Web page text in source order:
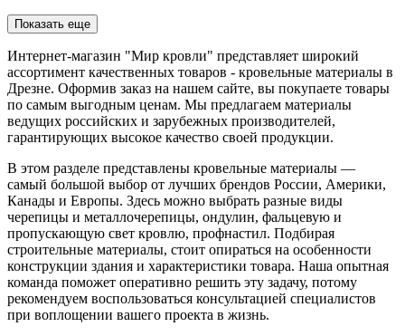
Показать еще
Интернет-магазин "Мир кровли" представляет широкий
ассортимент качественных товаров - кровельные материалы в
Дрезне. Оформив заказ на нашем сайте, вы покупаете товары
по самым выгодным ценам. Мы предлагаем материалы
ведущих российских и зарубежных производителей,
гарантирующих высокое качество своей продукции.
В этом разделе представлены кровельные материалы —
самый большой выбор от лучших брендов России, Америки,
Канады и Европы. Здесь можно выбрать разные виды
черепицы и металлочерепицы, ондулин, фальцевую и
пропускающую свет кровлю, профнастил. Подбирая
строительные материалы, стоит опираться на особенности
конструкции здания и характеристики товара. Наша опытная
команда поможет оперативно решить эту задачу, потому
рекомендуем воспользоваться консультацией специалистов
при воплощении вашего проекта в жизнь.